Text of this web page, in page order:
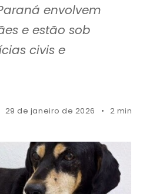
envolvem
e estão sob
civis e
29 de janeiro de 2026 2 mins